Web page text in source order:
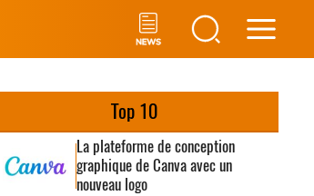
Top 10
La plateforme de conception
graphique de Canva avec un
nouveau logo